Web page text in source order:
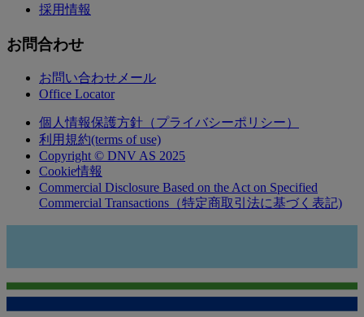
採用情報
お問合わせ
お問い合わせメール
Office Locator
個人情報保護方針（プライバシーポリシー）
利用規約(terms of use)
Copyright © DNV AS 2025
Cookie情報
Commercial Disclosure Based on the Act on Specified
Commercial Transactions（特定商取引法に基づく表記)